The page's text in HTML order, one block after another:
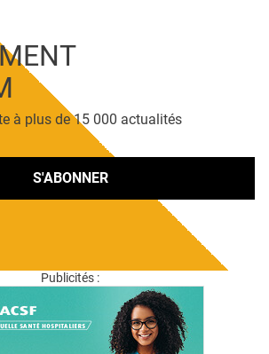
à plus de 15 000 actualités
S'ABONNER
Publicités :